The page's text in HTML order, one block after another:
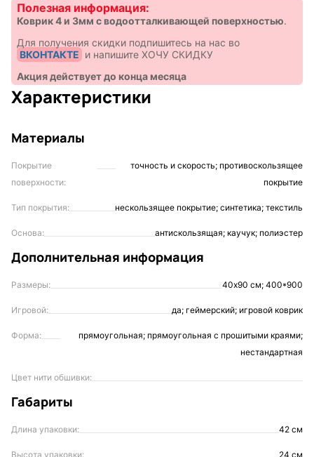
Полезная информация:
Коврик 4 и 3мм с водоотталкивающей поверхностью.
Для получения скидки подпишитесь на нас во
ВКОНТАКТЕ и напишите ХОЧУ СКИДКУ
Акция действует до конца месяца
Характеристики
Материалы
Покрытие
поверхности:
точность и скорость; противоскользящее
покрытие
Тип покрытия: нескользящее покрытие; синтетика; текстиль
Основа: антискользящая; каучук; полиэстер
Дополнительная информация
Размеры: 40х90 см; 400*900
Игровой: да; геймерский; игровой коврик
Форма:
прямоугольная; прямоугольная с прошитыми краями;
нестандартная
Цвет нити обшивки:
Габариты
Длина упаковки: 42 см
Высота упаковки: 24 см